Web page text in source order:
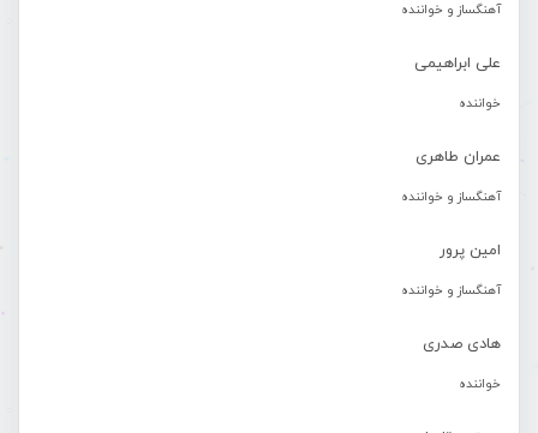
آهنگساز و خواننده
علی ابراهیمی
خواننده
عمران طاهری
آهنگساز و خواننده
امین پرور
آهنگساز و خواننده
هادی صدری
خواننده